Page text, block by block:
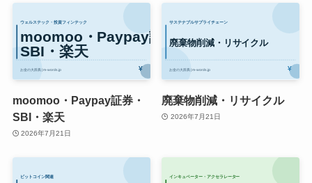
moomoo・Paypay証券・
SBI・楽天
2026年7月21日
廃棄物削減・リサイクル
2026年7月21日